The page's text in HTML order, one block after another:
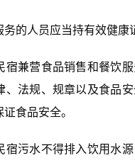
人员应当持有效健康
兼营食品销售和餐饮服
、法规、规章以及食品
食品安全。
宿污水不得排入饮用水